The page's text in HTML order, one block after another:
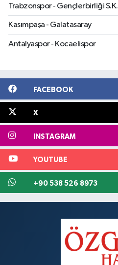
Trabzonspor - Gençlerbirliği S.K.
Kasımpaşa - Galatasaray
Antalyaspor - Kocaelispor
FACEBOOK
X
INSTAGRAM
YOUTUBE
+90 538 526 8973